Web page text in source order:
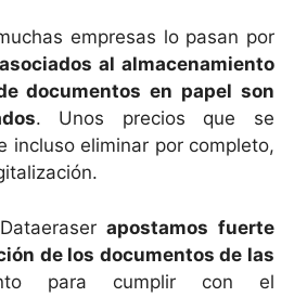
empresas lo pasan por
al almacenamiento
documentos en papel son
. Unos precios que se
incluso eliminar por completo,
apostamos fuerte
de los documentos de las
para cumplir con el